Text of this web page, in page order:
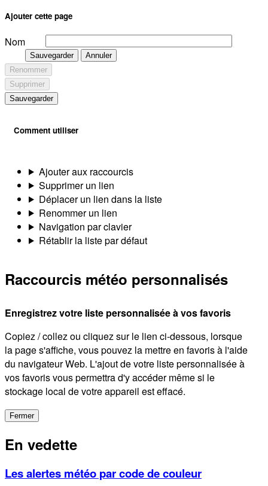
Ajouter cette page
Nom
Sauvegarder
Annuler
Renommer
Supprimer
Sauvegarder
Comment utiliser
Ajouter aux raccourcis
Supprimer un lien
Déplacer un lien dans la liste
Renommer un lien
Navigation par clavier
Rétablir la liste par défaut
Raccourcis météo personnalisés
Enregistrez votre liste personnalisée à vos favoris
Copiez / collez ou cliquez sur le lien ci-dessous, lorsque
la page s'affiche, vous pouvez la mettre en favoris à l'aide
du navigateur Web. L'ajout de votre liste personnalisée à
vos favoris vous permettra d'y accéder même si le
stockage local de votre appareil est effacé.
Fermer
En vedette
Les alertes météo par code de couleur